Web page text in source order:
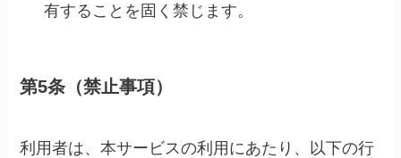
有することを固く禁じます。
第5条（禁止事項）
利用者は、本サービスの利用にあたり、以下の行